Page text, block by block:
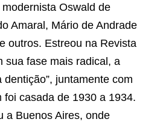
Oswald de
Amaral, Mário de Andrade
outros. Estreou na Revista
sua fase mais radical, a
dentição”, juntamente com
foi casada de 1930 a 1934.
a Buenos Aires, onde